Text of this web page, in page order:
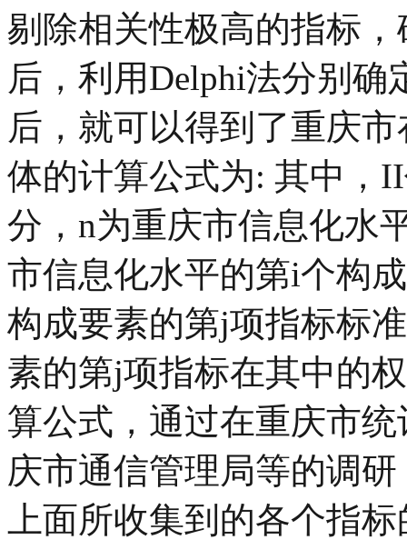
剔除相关性极高的指标
后，利用Delphi法分别
后，就可以得到了重庆
体的计算公式为: 其中，
分，n为重庆市信息化水
市信息化水平的第i个构
构成要素的第j项指标标
素的第j项指标在其中的
算公式，通过在重庆市
庆市通信管理局等的调
上面所收集到的各个指